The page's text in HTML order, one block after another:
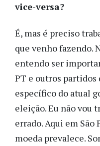
vice-versa?
É, mas é preciso
que venho fazendo.
entendo ser
PT e outros partidos
específico do atual
eleição. Eu não vou
errado. Aqui em São
moeda prevalece.